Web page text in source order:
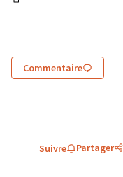
Commentaire
Suivre Partager